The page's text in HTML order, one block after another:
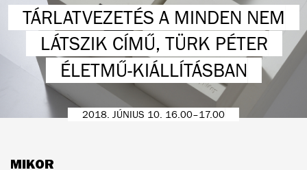
TÁRLATVEZETÉS A MINDEN NEM
LÁTSZIK CÍMŰ, TÜRK PÉTER
ÉLETMŰ-KIÁLLÍTÁSBAN
2018. JÚNIUS 10. 16.00–17.00
MIKOR